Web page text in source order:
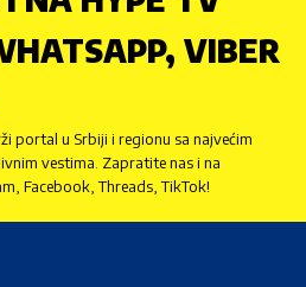
VIBER
portal u Srbiji i regionu sa najvećim
vestima. Zapratite nas i na
Facebook, Threads, TikTok!